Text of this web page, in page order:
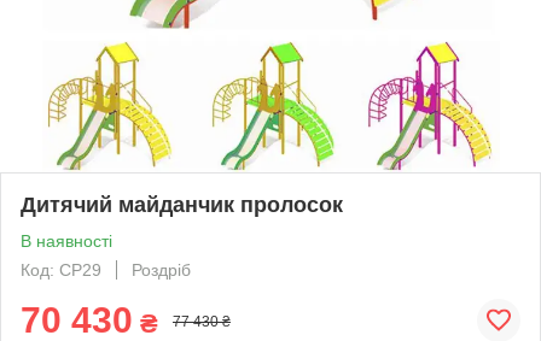
Дитячий майданчик пролосок
В наявності
Код: CP29
Роздріб
70 430 ₴ 77 430 ₴